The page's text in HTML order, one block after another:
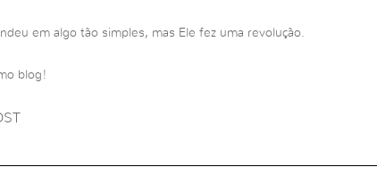
em algo tão simples, mas Ele fez uma revolução.
blog!